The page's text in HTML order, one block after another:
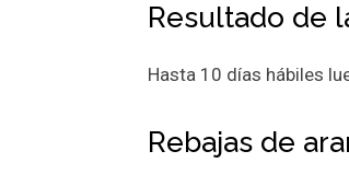
Resultado de
Hasta 10 días hábiles
Rebajas de